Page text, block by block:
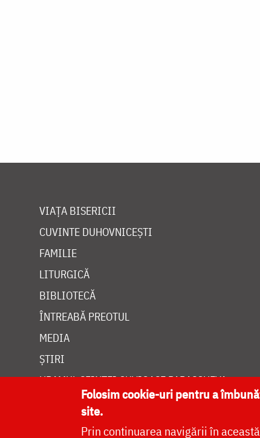
VIAȚA BISERICII
CUVINTE DUHOVNICEȘTI
FAMILIE
LITURGICĂ
BIBLIOTECĂ
ÎNTREABĂ PREOTUL
MEDIA
ȘTIRI
HRAMUL SFINTEI CUVIOASE PARASCHEVA
Folosim cookie-uri pentru a
site.
Prin continuarea navigării în